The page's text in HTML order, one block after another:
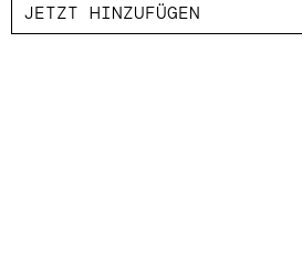
JETZT HINZUFÜGEN